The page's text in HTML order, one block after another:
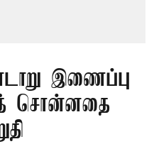
இணைப்பு
சொன்னதை